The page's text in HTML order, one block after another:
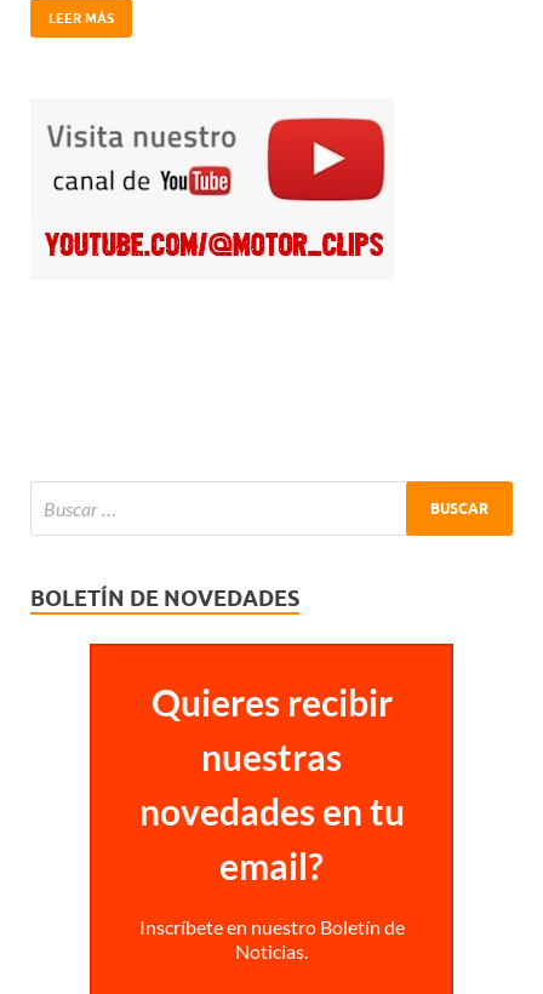
LEER MÁS
BOLETÍN DE NOVEDADES
Quieres recibir
nuestras
novedades en tu
email?
Inscríbete en nuestro Boletín de
Noticias.